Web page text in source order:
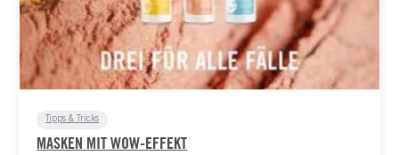
Tipps & Tricks
MASKEN MIT WOW-EFFEKT